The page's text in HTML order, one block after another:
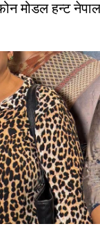
फोन मोडल हन्ट